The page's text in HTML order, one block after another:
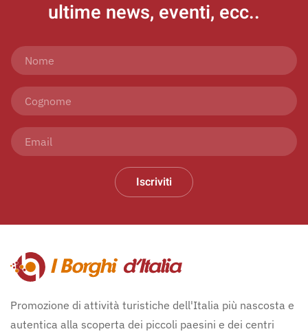
ultime news, eventi, ecc..
Iscriviti
Promozione di attività turistiche dell'Italia più nascosta e
autentica alla scoperta dei piccoli paesini e dei centri